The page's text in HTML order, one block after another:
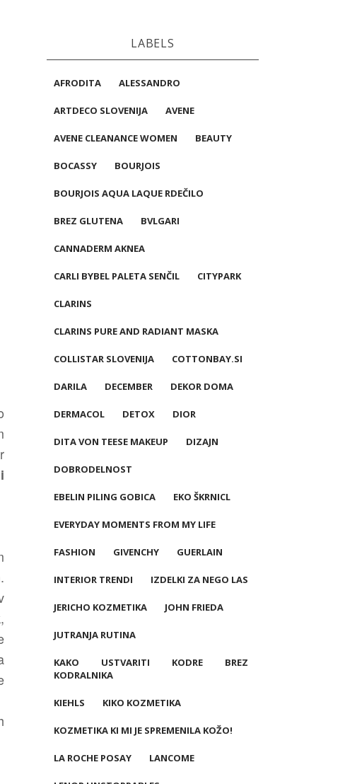
LABELS
AFRODITA ALESSANDRO
ARTDECO SLOVENIJA AVENE
AVENE CLEANANCE WOMEN BEAUTY
BOCASSY BOURJOIS
BOURJOIS AQUA LAQUE RDEČILO
BREZ GLUTENA BVLGARI
CANNADERM AKNEA
CARLI BYBEL PALETA SENČIL CITYPARK
CLARINS
CLARINS PURE AND RADIANT MASKA
COLLISTAR SLOVENIJA COTTONBAY.SI
DARILA DECEMBER DEKOR DOMA
DERMACOL DETOX DIOR
DITA VON TEESE MAKEUP DIZAJN
DOBRODELNOST
EBELIN PILING GOBICA EKO ŠKRNICL
EVERYDAY MOMENTS FROM MY LIFE
FASHION GIVENCHY GUERLAIN
INTERIOR TRENDI IZDELKI ZA NEGO LAS
JERICHO KOZMETIKA JOHN FRIEDA
JUTRANJA RUTINA
KAKO USTVARITI KODRE BREZ
KODRALNIKA
KIEHLS KIKO KOZMETIKA
KOZMETIKA KI MI JE SPREMENILA KOŽO!
LA ROCHE POSAY LANCOME